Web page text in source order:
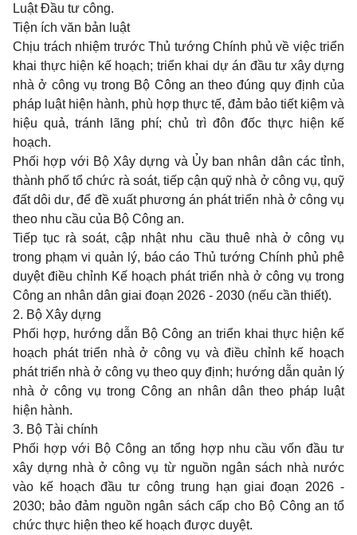
Luật Đầu tư công.
Tiện ích văn bản luật
Chịu trách nhiệm trước Thủ tướng Chính phủ về việc triển
khai thực hiện kế hoạch; triển khai dự án đầu tư xây dựng
nhà ở công vụ trong Bộ Công an theo đúng quy định của
pháp luật hiện hành, phù hợp thực tế, đảm bảo tiết kiệm và
hiệu quả, tránh lãng phí; chủ trì đôn đốc thực hiện kế
hoạch.
Phối hợp với Bộ Xây dựng và Ủy ban nhân dân các tỉnh,
thành phố tổ chức rà soát, tiếp cận quỹ nhà ở công vụ, quỹ
đất dôi dư, để đề xuất phương án phát triển nhà ở công vụ
theo nhu cầu của Bộ Công an.
Tiếp tục rà soát, cập nhật nhu cầu thuê nhà ở công vụ
trong phạm vi quản lý, báo cáo Thủ tướng Chính phủ phê
duyệt điều chỉnh Kế hoạch phát triển nhà ở công vụ trong
Công an nhân dân giai đoạn 2026 - 2030 (nếu cần thiết).
2. Bộ Xây dựng
Phối hợp, hướng dẫn Bộ Công an triển khai thực hiện kế
hoạch phát triển nhà ở công vụ và điều chỉnh kế hoạch
phát triển nhà ở công vụ theo quy định; hướng dẫn quản lý
nhà ở công vụ trong Công an nhân dân theo pháp luật
hiện hành.
3. Bộ Tài chính
Phối hợp với Bộ Công an tổng hợp nhu cầu vốn đầu tư
xây dựng nhà ở công vụ từ nguồn ngân sách nhà nước
vào kế hoạch đầu tư công trung hạn giai đoạn 2026 -
2030; bảo đảm nguồn ngân sách cấp cho Bộ Công an tổ
chức thực hiện theo kế hoạch được duyệt.